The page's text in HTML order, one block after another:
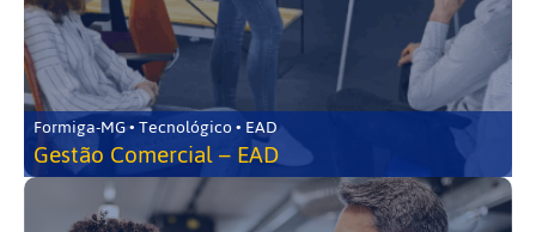
Formiga-MG • Tecnológico • EAD
Gestão Comercial – EAD